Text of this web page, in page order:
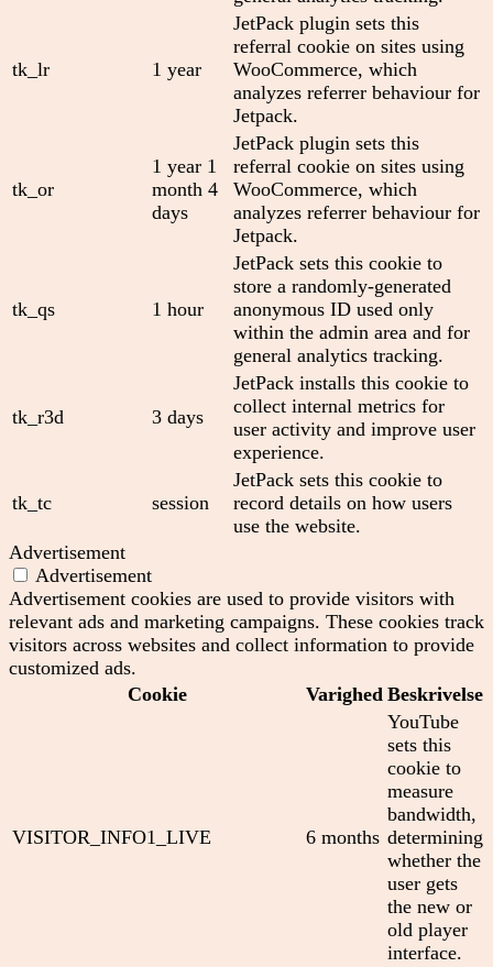
tk_lr 1 year
JetPack plugin sets this
referral cookie on sites using
WooCommerce, which
analyzes referrer behaviour for
Jetpack.
tk_or
1 year 1
month 4
days
JetPack plugin sets this
referral cookie on sites using
WooCommerce, which
analyzes referrer behaviour for
Jetpack.
tk_qs 1 hour
JetPack sets this cookie to
store a randomly-generated
anonymous ID used only
within the admin area and for
general analytics tracking.
tk_r3d 3 days
JetPack installs this cookie to
collect internal metrics for
user activity and improve user
experience.
tk_tc session
JetPack sets this cookie to
record details on how users
use the website.
Advertisement
Advertisement
Advertisement cookies are used to provide visitors with
relevant ads and marketing campaigns. These cookies track
visitors across websites and collect information to provide
customized ads.
Cookie
Varighed Beskrivelse
VISITOR_INFO1_LIVE 6 months
YouTube
sets this
cookie to
measure
bandwidth,
determining
whether the
user gets
the new or
old player
interface.